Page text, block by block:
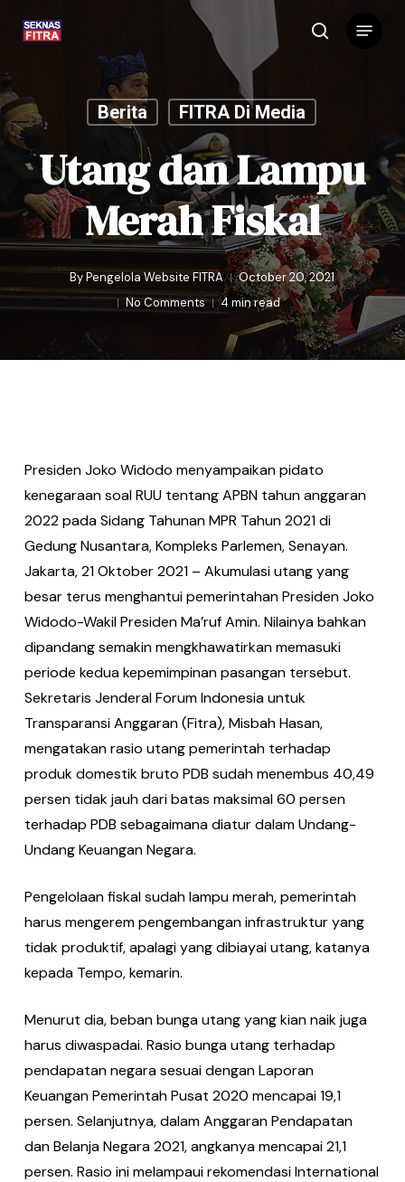
content
search
Berita FITRA Di Media
Utang dan Lampu
Merah Fiskal
By Pengelola Website FITRA
October 20, 2021
No Comments
4 min read
Presiden Joko Widodo menyampaikan pidato
kenegaraan soal RUU tentang APBN tahun anggaran
2022 pada Sidang Tahunan MPR Tahun 2021 di
Gedung Nusantara, Kompleks Parlemen, Senayan.
Jakarta, 21 Oktober 2021 – Akumulasi utang yang
besar terus menghantui pemerintahan Presiden Joko
Widodo-Wakil Presiden Ma’ruf Amin. Nilainya bahkan
dipandang semakin mengkhawatirkan memasuki
periode kedua kepemimpinan pasangan tersebut.
Sekretaris Jenderal Forum Indonesia untuk
Transparansi Anggaran (Fitra), Misbah Hasan,
mengatakan rasio utang pemerintah terhadap
produk domestik bruto PDB sudah menembus 40,49
persen tidak jauh dari batas maksimal 60 persen
terhadap PDB sebagaimana diatur dalam Undang-
Undang Keuangan Negara.
Pengelolaan fiskal sudah lampu merah, pemerintah
harus mengerem pengembangan infrastruktur yang
tidak produktif, apalagi yang dibiayai utang, katanya
kepada Tempo, kemarin.
Menurut dia, beban bunga utang yang kian naik juga
harus diwaspadai. Rasio bunga utang terhadap
pendapatan negara sesuai dengan Laporan
Keuangan Pemerintah Pusat 2020 mencapai 19,1
persen. Selanjutnya, dalam Anggaran Pendapatan
dan Belanja Negara 2021, angkanya mencapai 21,1
persen. Rasio ini melampaui rekomendasi International